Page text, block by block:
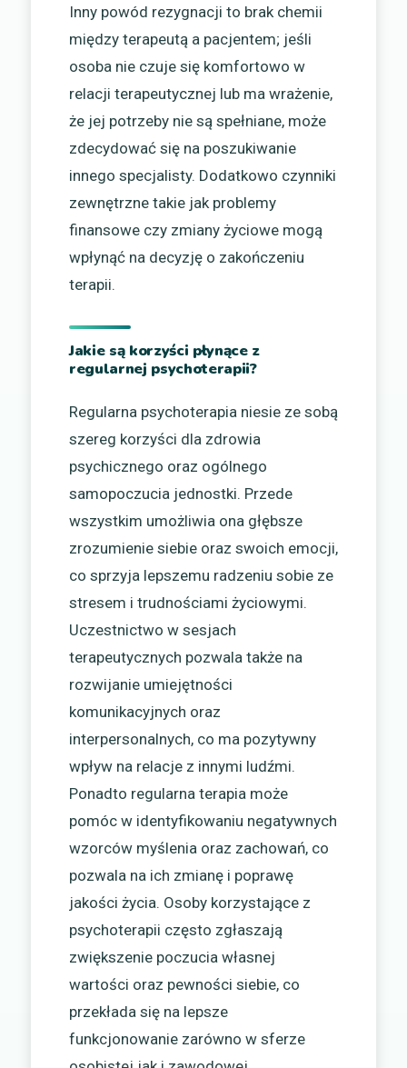
Inny powód rezygnacji to brak chemii
między terapeutą a pacjentem; jeśli
osoba nie czuje się komfortowo w
relacji terapeutycznej lub ma wrażenie,
że jej potrzeby nie są spełniane, może
zdecydować się na poszukiwanie
innego specjalisty. Dodatkowo czynniki
zewnętrzne takie jak problemy
finansowe czy zmiany życiowe mogą
wpłynąć na decyzję o zakończeniu
terapii.
Jakie są korzyści płynące z
regularnej psychoterapii?
Regularna psychoterapia niesie ze sobą
szereg korzyści dla zdrowia
psychicznego oraz ogólnego
samopoczucia jednostki. Przede
wszystkim umożliwia ona głębsze
zrozumienie siebie oraz swoich emocji,
co sprzyja lepszemu radzeniu sobie ze
stresem i trudnościami życiowymi.
Uczestnictwo w sesjach
terapeutycznych pozwala także na
rozwijanie umiejętności
komunikacyjnych oraz
interpersonalnych, co ma pozytywny
wpływ na relacje z innymi ludźmi.
Ponadto regularna terapia może
pomóc w identyfikowaniu negatywnych
wzorców myślenia oraz zachowań, co
pozwala na ich zmianę i poprawę
jakości życia. Osoby korzystające z
psychoterapii często zgłaszają
zwiększenie poczucia własnej
wartości oraz pewności siebie, co
przekłada się na lepsze
funkcjonowanie zarówno w sferze